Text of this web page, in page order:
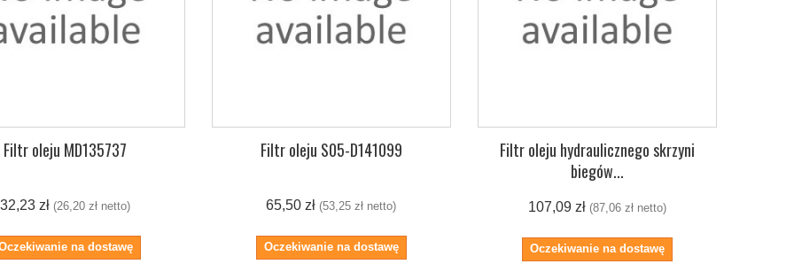
Filtr oleju MD135737
32,23 zł (26,20 zł netto)
na dostawę
Filtr oleju S05-D141099
65,50 zł (53,25 zł netto)
Oczekiwanie na dostawę
Filtr oleju hydraulicznego skrzyni
biegów...
107,09 zł(87,06 zł netto)
Oczekiwanie na dostawę